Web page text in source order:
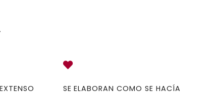
SE ELABORAN COMO SE HACÍA